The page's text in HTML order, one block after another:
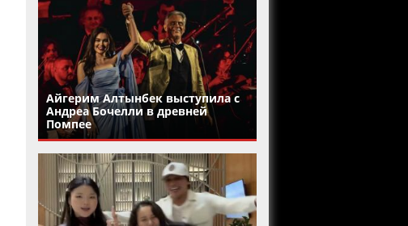
Айгерим Алтынбек выступила с
Андреа Бочелли в древней
Помпее